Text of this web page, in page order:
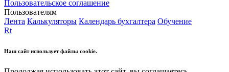
Пользовательское соглашение
Пользователям
Лента Калькуляторы Календарь бухгалтера Обучение
Rt
Наш сайт использует файлы cookie.